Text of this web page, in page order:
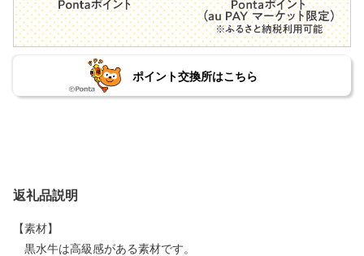
ポイント交換所はこちら
返礼品説明
【素材】
黒水牛は高級感がある素材です。